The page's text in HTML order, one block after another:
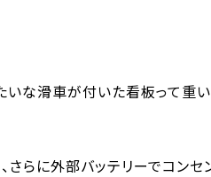
な滑車が付いた看板って重い
さらに外部バッテリーでコンセ